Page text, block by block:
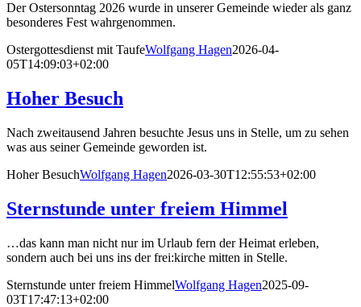
Der Ostersonntag 2026 wurde in unserer Gemeinde wieder als ganz
besonderes Fest wahrgenommen.
Ostergottesdienst mit TaufeWolfgang Hagen2026-04-
05T14:09:03+02:00
Hoher Besuch
Nach zweitausend Jahren besuchte Jesus uns in Stelle, um zu sehen
was aus seiner Gemeinde geworden ist.
Hoher BesuchWolfgang Hagen2026-03-30T12:55:53+02:00
Sternstunde unter freiem Himmel
…das kann man nicht nur im Urlaub fern der Heimat erleben,
sondern auch bei uns ins der frei:kirche mitten in Stelle.
Sternstunde unter freiem HimmelWolfgang Hagen2025-09-
03T17:47:13+02:00